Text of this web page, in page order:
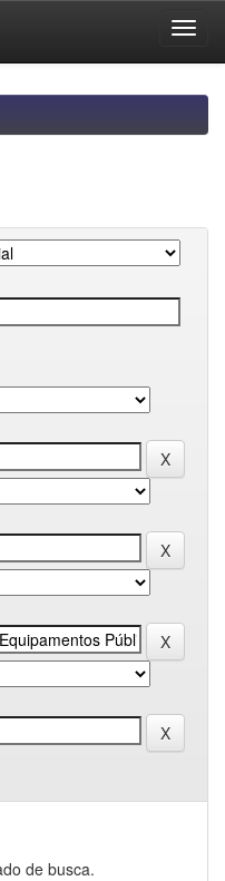
de busca.